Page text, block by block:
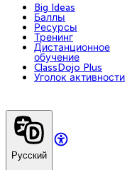
Big Ideas
Баллы
Ресурсы
Тренинг
Дистанционное
обучение
ClassDojo Plus
Уголок активности
Русский